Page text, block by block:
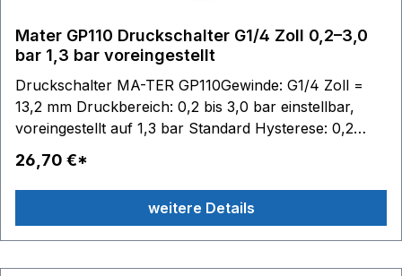
Mater GP110 Druckschalter G1/4 Zoll 0,2–3,0
bar 1,3 bar voreingestellt
Druckschalter MA-TER GP110Gewinde: G1/4 Zoll =
13,2 mm Druckbereich: 0,2 bis 3,0 bar einstellbar,
voreingestellt auf 1,3 bar Standard Hysterese: 0,2
+/-0,1 bar Schaltkontakte: 6,3 x 0,8 - max. 250V
16(4)A Membrane / Dichtung: NBR
Temperaturbereich: Medium 85 °C, Umgebung 85 °C
26,70 €*
weitere Details